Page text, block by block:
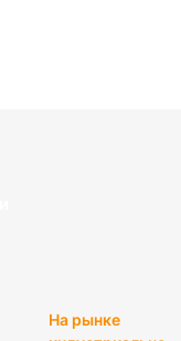
На рынке